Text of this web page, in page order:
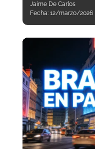
Jaime De Carlos
Fecha: 12/marzo/2026